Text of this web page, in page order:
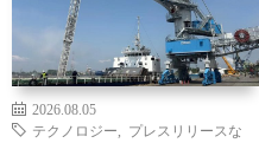
2026.08.05
テクノロジー
プレスリリースな